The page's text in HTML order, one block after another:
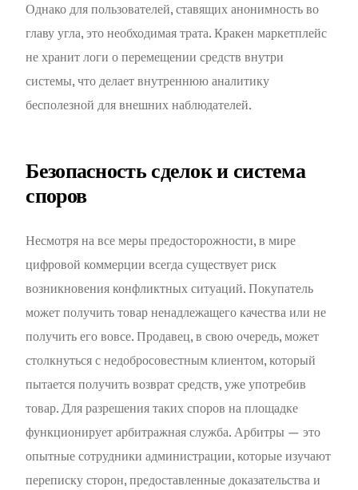
Однако для пользователей, ставящих анонимность во
главу угла, это необходимая трата. Кракен маркетплейс
не хранит логи о перемещении средств внутри
системы, что делает внутреннюю аналитику
бесполезной для внешних наблюдателей.
Безопасность сделок и система
споров
Несмотря на все меры предосторожности, в мире
цифровой коммерции всегда существует риск
возникновения конфликтных ситуаций. Покупатель
может получить товар ненадлежащего качества или не
получить его вовсе. Продавец, в свою очередь, может
столкнуться с недобросовестным клиентом, который
пытается получить возврат средств, уже употребив
товар. Для разрешения таких споров на площадке
функционирует арбитражная служба. Арбитры — это
опытные сотрудники администрации, которые изучают
переписку сторон, предоставленные доказательства и